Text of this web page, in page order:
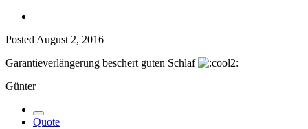
PostedAugust 2, 2016
Garantieverlängerung beschert guten Schlaf
Günter
Quote